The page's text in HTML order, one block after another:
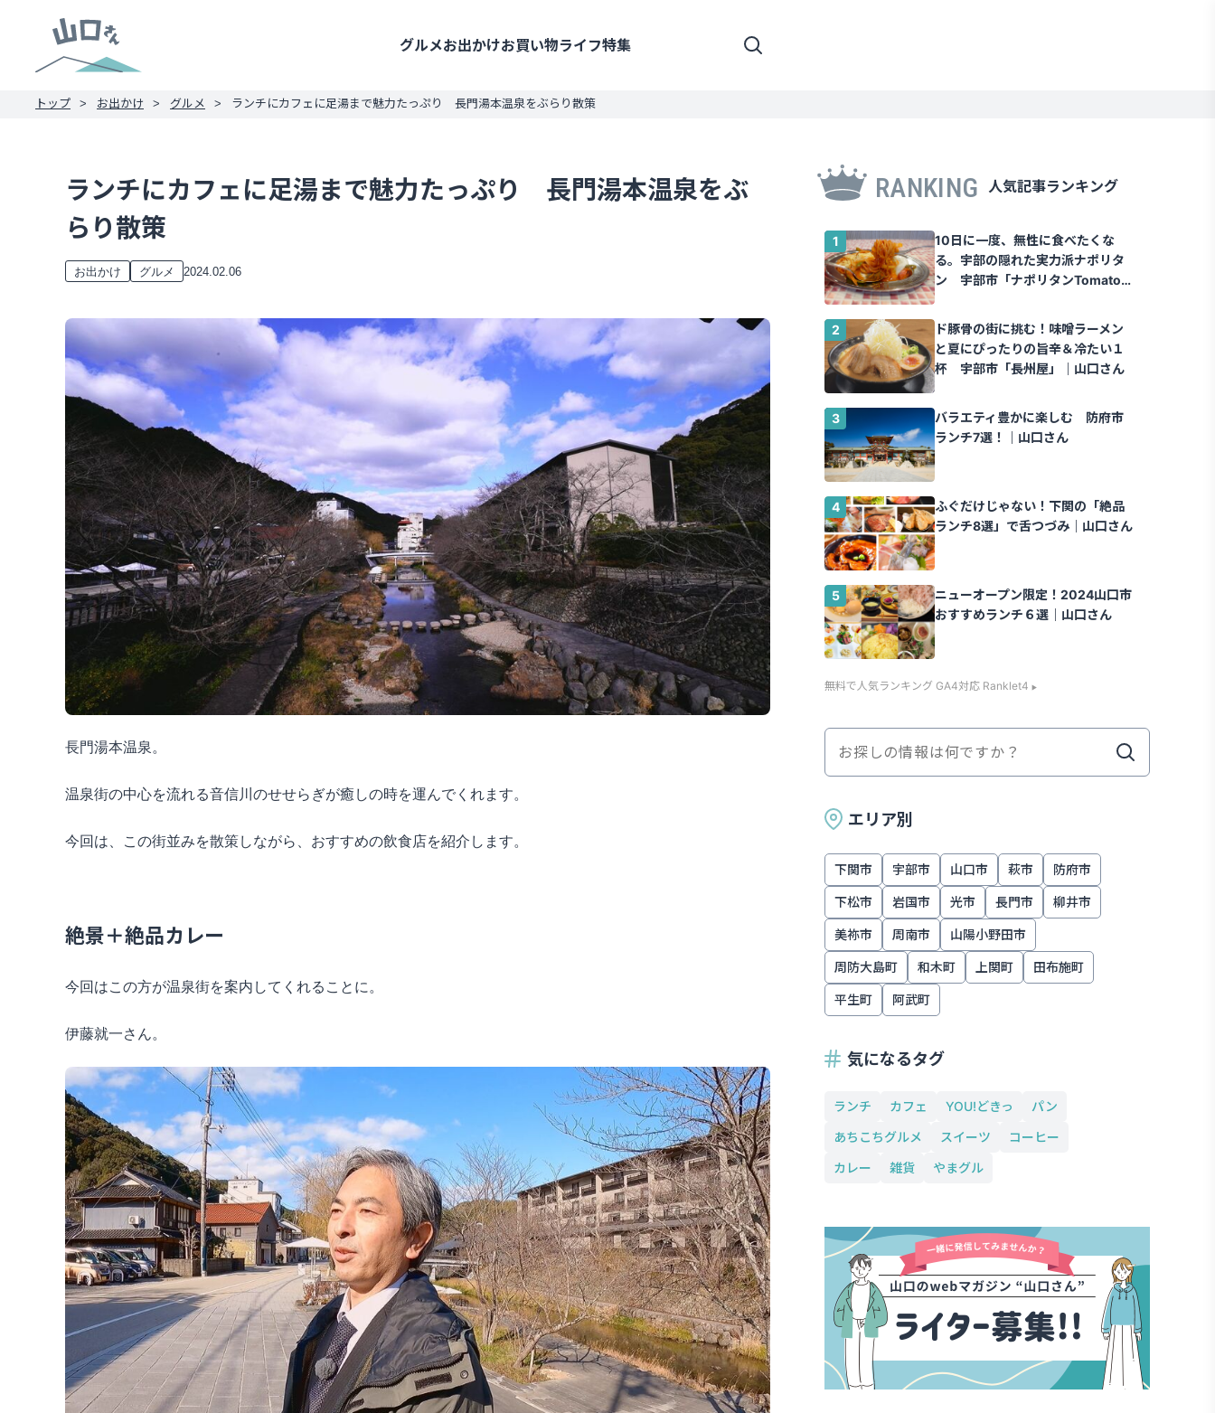
グルメお出かけお買い物ライフ特集
トップ お出かけ グルメ ランチにカフェに足湯まで魅力たっぷり 長門湯本温泉をぶらり散策
ランチにカフェに足湯まで魅力たっぷり 長門湯本温泉をぶ
らり散策
お出かけ グルメ 2024.02.06
長門湯本温泉。
温泉街の中心を流れる音信川のせせらぎが癒しの時を運んでくれます。
今回は、この街並みを散策しながら、おすすめの飲食店を紹介します。
絶景＋絶品カレー
今回はこの方が温泉街を案内してくれることに。
伊藤就一さん。
RANKING 人気記事ランキング
10日に一度、無性に食べたくな
る。宇部の隠れた実力派ナポリタ
ン 宇部市「ナポリタンTomato」
ド豚骨の街に挑む！味噌ラーメン
と夏にぴったりの旨辛＆冷たい１
杯 宇部市「長州屋」｜山口さん
バラエティ豊かに楽しむ 防府市
ランチ7選！｜山口さん
ふぐだけじゃない！下関の「絶品
ランチ8選」で舌つづみ｜山口さん
ニューオープン限定！2024山口市
おすすめランチ６選｜山口さん
無料で人気ランキング GA4対応 Ranklet4
エリア別
下関市 宇部市 山口市 萩市 防府市
下松市 岩国市 光市 長門市 柳井市
美祢市 周南市 山陽小野田市
周防大島町 和木町 上関町 田布施町
平生町 阿武町
気になるタグ
ランチ カフェ YOU!どきっ
パン
あちこちグルメ
スイーツ
コーヒー
カレー
雑貨 やまグル